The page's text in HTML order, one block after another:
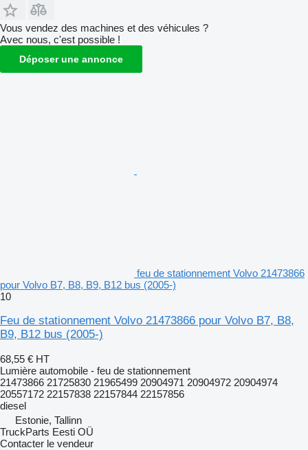
Vous vendez des machines et des véhicules ?
Avec nous, c'est possible !
Déposer une annonce
feu de stationnement Volvo 21473866
pour Volvo B7, B8, B9, B12 bus (2005-)
10
Feu de stationnement Volvo 21473866 pour Volvo B7, B8,
B9, B12 bus (2005-)
68,55 € HT
Lumière automobile - feu de stationnement
21473866 21725830 21965499 20904971 20904972 20904974
20557172 22157838 22157844 22157856
diesel
Estonie, Tallinn
TruckParts Eesti OÜ
Contacter le vendeur